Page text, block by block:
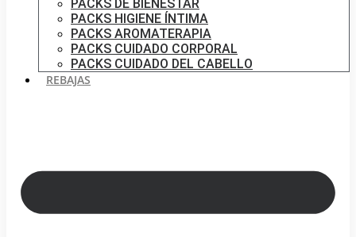
PACKS DE BIENESTAR
PACKS HIGIENE ÍNTIMA
PACKS AROMATERAPIA
PACKS CUIDADO CORPORAL
PACKS CUIDADO DEL CABELLO
REBAJAS